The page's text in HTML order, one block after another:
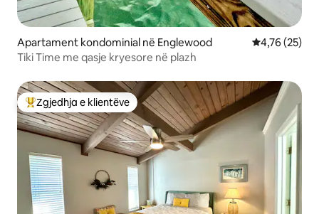
Apartament kondominial në Englewood Vlerësimi
4,76 (25)
Tiki Time me qasje kryesore në plazh
Më të mirat e zgjedhjeve të klientëve
Zgjedhja e klientëve